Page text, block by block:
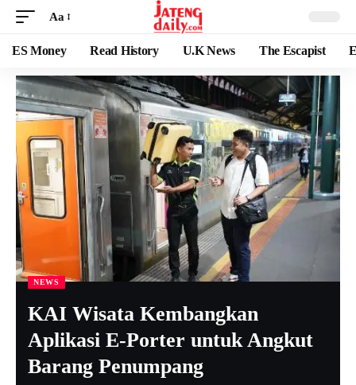
Aa
ES Money Read History U.K News The Escapist
NEWS
KAI Wisata Kembangkan
Aplikasi E-Porter untuk Angkut
Barang Penumpang